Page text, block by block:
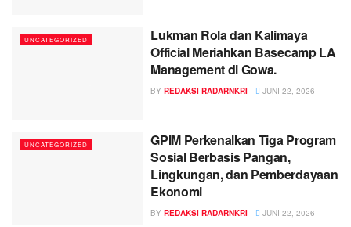
UNCATEGORIZED
Lukman Rola dan Kalimaya
Official Meriahkan Basecamp LA
Management di Gowa.
BY REDAKSI RADARNKRI JUNI 22, 2026
UNCATEGORIZED
GPIM Perkenalkan Tiga Program
Sosial Berbasis Pangan,
Lingkungan, dan Pemberdayaan
Ekonomi
BY REDAKSI RADARNKRI JUNI 22, 2026